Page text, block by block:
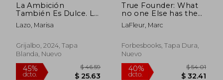
La Ambición
También Es Dulce. La
Autenticidad, La
Generosidad Y La
Herramientas Para
Alcanzar El Éxito /
Sweet
Lazo, Marisa
Grijalbo, 2024, Tapa
Blanda, Nuevo
True Founder: What
no one Else has the
Guts to Teach you
About Starting Your
Inglés)
LaFleur, Marc
Forbesbooks, Tapa Dura,
Nuevo